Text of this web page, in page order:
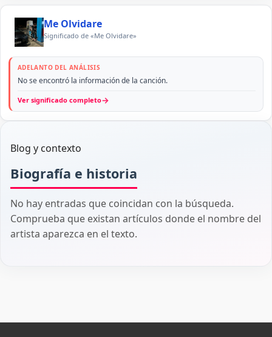
Me Olvidare
Significado de «Me Olvidare»
ADELANTO DEL ANÁLISIS
No se encontró la información de la canción.
Ver significado completo→
Blog y contexto
Biografía e historia
No hay entradas que coincidan con la búsqueda.
Comprueba que existan artículos donde el nombre del
artista aparezca en el texto.